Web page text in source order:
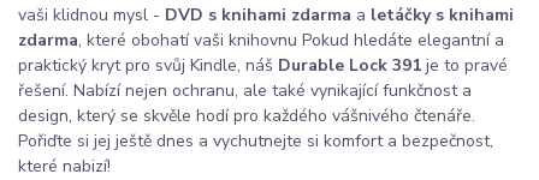
vaši klidnou mysl - DVD s knihami zdarma a letáčky s knihami
zdarma, které obohatí vaši knihovnu Pokud hledáte elegantní a
praktický kryt pro svůj Kindle, náš Durable Lock 391 je to pravé
řešení. Nabízí nejen ochranu, ale také vynikající funkčnost a
design, který se skvěle hodí pro každého vášnivého čtenáře.
Pořiďte si jej ještě dnes a vychutnejte si komfort a bezpečnost,
které nabizí!